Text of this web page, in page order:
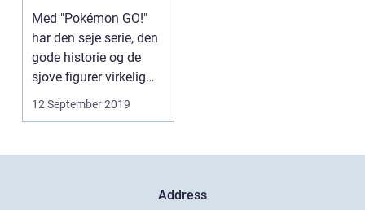
Pokémon-kort!
Med "Pokémon GO!"
har den seje serie, den
gode historie og de
sjove figurer virkelig
få...
12 September 2019
Address